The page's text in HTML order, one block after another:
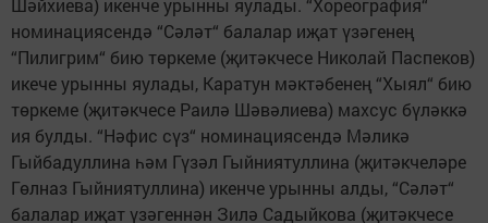
Шәйхиева) икенче урынны яулады. “Хореография“
номинациясендә “Сәләт“ балалар иҗат үзәгенең
“Пилигрим“ бию төркеме (җитәкчесе Николай Паспеков)
икече урынны яулады, Каратун мәктәбенең “Хыял“ бию
төркеме (җитәкчесе Раилә Шәвәлиева) махсус бүләккә
ия булды. “Нәфис сүз“ номинациясендә Мәликә
Гыйбадуллина һәм Гүзәл Гыйниятуллина (җитәкчеләре
Гөлназ Гыйниятуллина) икенче урынны алды, “Сәләт“
балалар иҗат үзәгеннән Зилә Садыйкова (җитәкчесе